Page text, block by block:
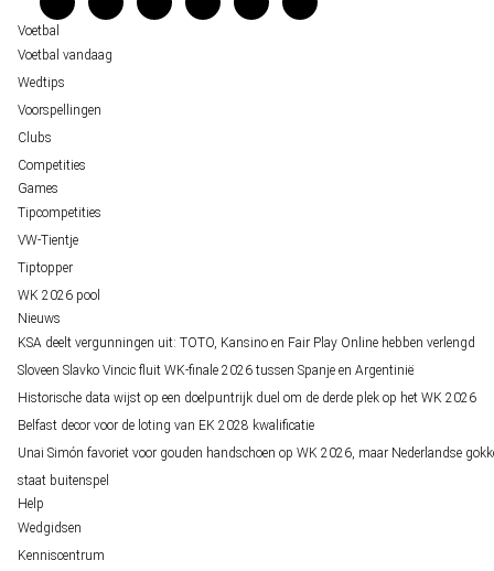
Over ons
Voetbal
Voetbal vandaag
Wedtips
Voorspellingen
Clubs
Competities
Games
Tipcompetities
VW-Tientje
Tiptopper
WK 2026 pool
Nieuws
KSA deelt vergunningen uit: TOTO, Kansino en Fair Play Online hebben verlengd
Sloveen Slavko Vincic fluit WK-finale 2026 tussen Spanje en Argentinië
Historische data wijst op een doelpuntrijk duel om de derde plek op het WK 2026
Belfast decor voor de loting van EK 2028 kwalificatie
Unai Simón favoriet voor gouden handschoen op WK 2026, maar Nederlandse
staat buitenspel
Help
Wedgidsen
Kenniscentrum